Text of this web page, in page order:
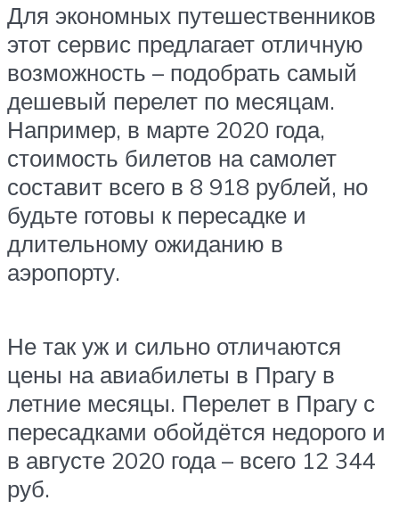
Для экономных путешественников
этот сервис предлагает отличную
возможность – подобрать самый
дешевый перелет по месяцам.
Например, в марте 2020 года,
стоимость билетов на самолет
составит всего в 8 918 рублей, но
будьте готовы к пересадке и
длительному ожиданию в
аэропорту.
Не так уж и сильно отличаются
цены на авиабилеты в Прагу в
летние месяцы. Перелет в Прагу с
пересадками обойдётся недорого и
в августе 2020 года – всего 12 344
руб.